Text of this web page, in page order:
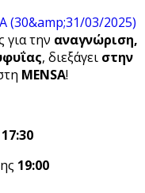
την αναγνώριση,
, διεξάγει στην
MENSA!
17:30
19:00